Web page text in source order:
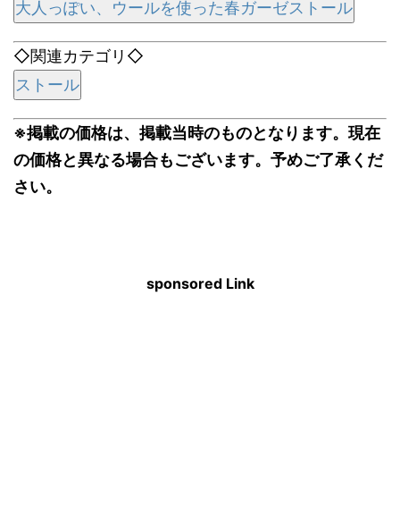
大人っぽい、ウールを使った春ガーゼストール
◇関連カテゴリ◇
ストール
※掲載の価格は、掲載当時のものとなります。現在
の価格と異なる場合もございます。予めご了承くだ
さい。
sponsored Link